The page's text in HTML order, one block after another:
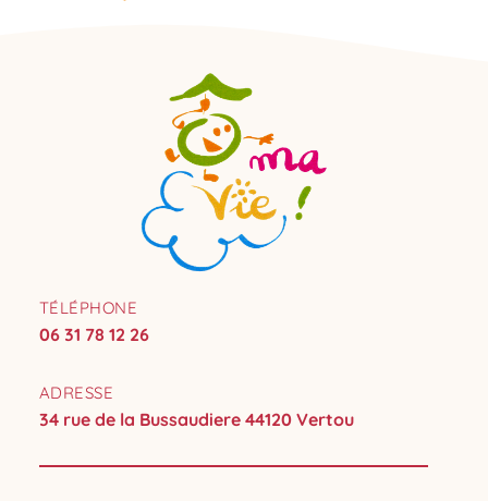
TÉLÉPHONE
06 31 78 12 26
ADRESSE
34 rue de la Bussaudiere 44120 Vertou